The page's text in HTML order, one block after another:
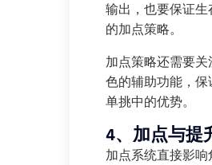
输出，也要保证
的加点策略。
加点策略还需要
色的辅助功能，
单挑中的优势。
4、加点与提
加点系统直接影